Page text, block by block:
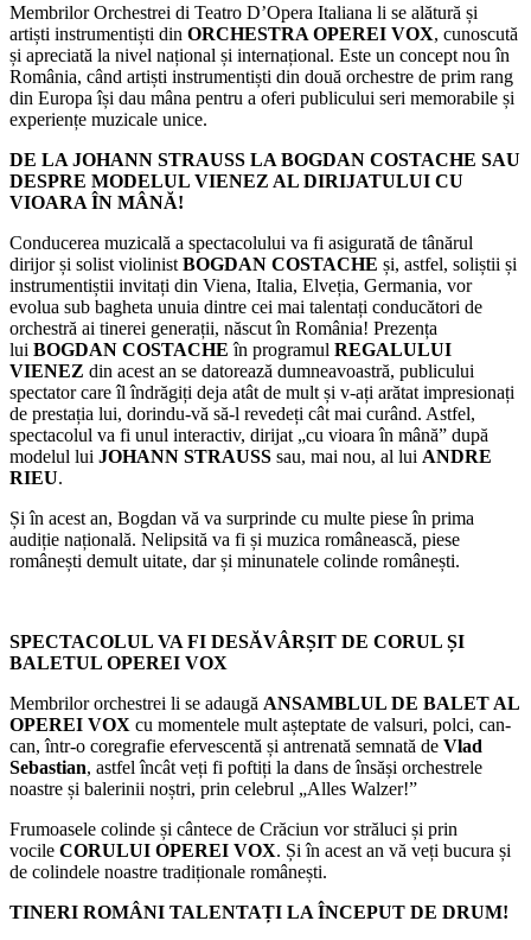
Membrilor Orchestrei di Teatro D’Opera Italiana li se alătură și
artiști instrumentiști din ORCHESTRA OPEREI VOX, cunoscută
și apreciată la nivel național și internațional. Este un concept nou în
România, când artiști instrumentiști din două orchestre de prim rang
din Europa își dau mâna pentru a oferi publicului seri memorabile și
experiențe muzicale unice.
DE LA JOHANN STRAUSS LA BOGDAN COSTACHE SAU
DESPRE MODELUL VIENEZ AL DIRIJATULUI CU
VIOARA ÎN MÂNĂ!
Conducerea muzicală a spectacolului va fi asigurată de tânărul
dirijor și solist violinist BOGDAN COSTACHE și, astfel, soliștii și
instrumentiștii invitați din Viena, Italia, Elveția, Germania, vor
evolua sub bagheta unuia dintre cei mai talentați conducători de
orchestră ai tinerei generații, născut în România! Prezența
lui BOGDAN COSTACHE în programul REGALULUI
VIENEZ din acest an se datorează dumneavoastră, publicului
spectator care îl îndrăgiți deja atât de mult și v-ați arătat impresionați
de prestația lui, dorindu-vă să-l revedeți cât mai curând. Astfel,
spectacolul va fi unul interactiv, dirijat „cu vioara în mână” după
modelul lui JOHANN STRAUSS sau, mai nou, al lui ANDRE
RIEU.
Și în acest an, Bogdan vă va surprinde cu multe piese în prima
audiție națională. Nelipsită va fi și muzica românească, piese
românești demult uitate, dar și minunatele colinde românești.
SPECTACOLUL VA FI DESĂVÂRȘIT DE CORUL ȘI
BALETUL OPEREI VOX
Membrilor orchestrei li se adaugă ANSAMBLUL DE BALET AL
OPEREI VOX cu momentele mult așteptate de valsuri, polci, can-
can, într-o coregrafie efervescentă și antrenată semnată de Vlad
Sebastian, astfel încât veți fi poftiți la dans de însăși orchestrele
noastre și balerinii noștri, prin celebrul „Alles Walzer!”
Frumoasele colinde și cântece de Crăciun vor străluci și prin
vocile CORULUI OPEREI VOX. Și în acest an vă veți bucura și
de colindele noastre tradiționale românești.
TINERI ROMÂNI TALENTAȚI LA ÎNCEPUT DE DRUM!